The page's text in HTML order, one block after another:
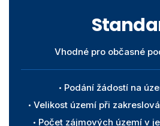
Vhodné pro občasné
Podání žádostí na
Velikost území při
Počet zájmových území v